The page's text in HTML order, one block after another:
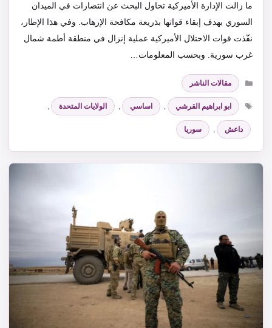
ما زالت الإدارة الأميركية تحاول البحث عن انتصارات في الميدان
السوري بهدف إبقاء قواتها بذريعة مكافحة الإرهاب. وفي هذا الإطار،
نفّذت قوات الاحتلال الأميركية عملية إنزال في منطقة أطمة شمال
غرب سورية. وبحسب المعلومات…
التصنيفات
مقالات الناشر
الوسوم
ابو ابراهيم القرشي , اساسي , الولايات المتحدة ,
داعش , سوريا